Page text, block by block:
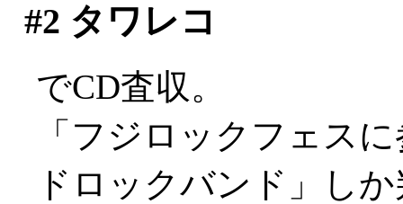
#2 タワレコ
でCD査収。
「フジロックフェス
ドロックバンド」し